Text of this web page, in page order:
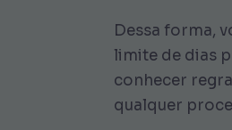
Dessa forma,
limite de dias
conhecer
qualquer